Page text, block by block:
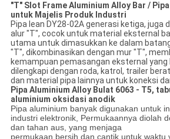
"T" Slot Frame Aluminium Alloy Bar /
untuk Majelis Produk Industri
Pipa lean DY28-02A generasi ketiga, juga
alur "T", cocok untuk material eksternal
utama untuk dimasukkan ke dalam
"T", dikombinasikan dengan mur "T",
kemampuan pemasangan eksternal
dilengkapi dengan roda, katrol, trailer
dan material pipa lainnya untuk koneksi
Pipa Aluminium Alloy Bulat 6063 - T5,
aluminium oksidasi anodik
Pipa aluminium banyak digunakan untuk
industri elektronik, Permukaannya diolah
dan tahan aus, yang menjaga
permukaan bersih dan cantik untuk waktu